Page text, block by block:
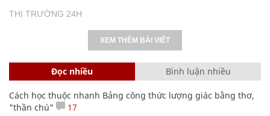
THỊ TRƯỜNG 24H
XEM THÊM BÀI VIẾT
Đọc nhiều Bình luận nhiều
Cách học thuộc nhanh Bảng công thức lượng giác bằng thơ,
"thần chú"
17